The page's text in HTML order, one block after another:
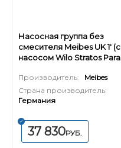
Насосная группа без
смесителя Meibes UK 1' (с
насосом Wilo Stratos Para
Производитель:
Meibes
Страна производитель:
Германия
37 830РУБ.